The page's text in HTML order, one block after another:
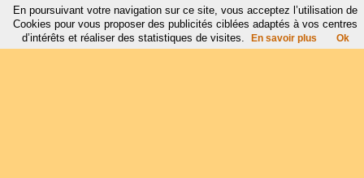
En poursuivant votre navigation sur ce site, vous acceptez l’utilisation de
Cookies pour vous proposer des publicités ciblées adaptés à vos centres
d’intérêts et réaliser des statistiques de visites.
En savoir plus Ok